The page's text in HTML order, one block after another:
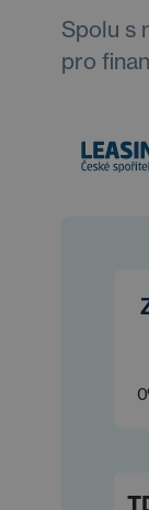
Spolu s
pro